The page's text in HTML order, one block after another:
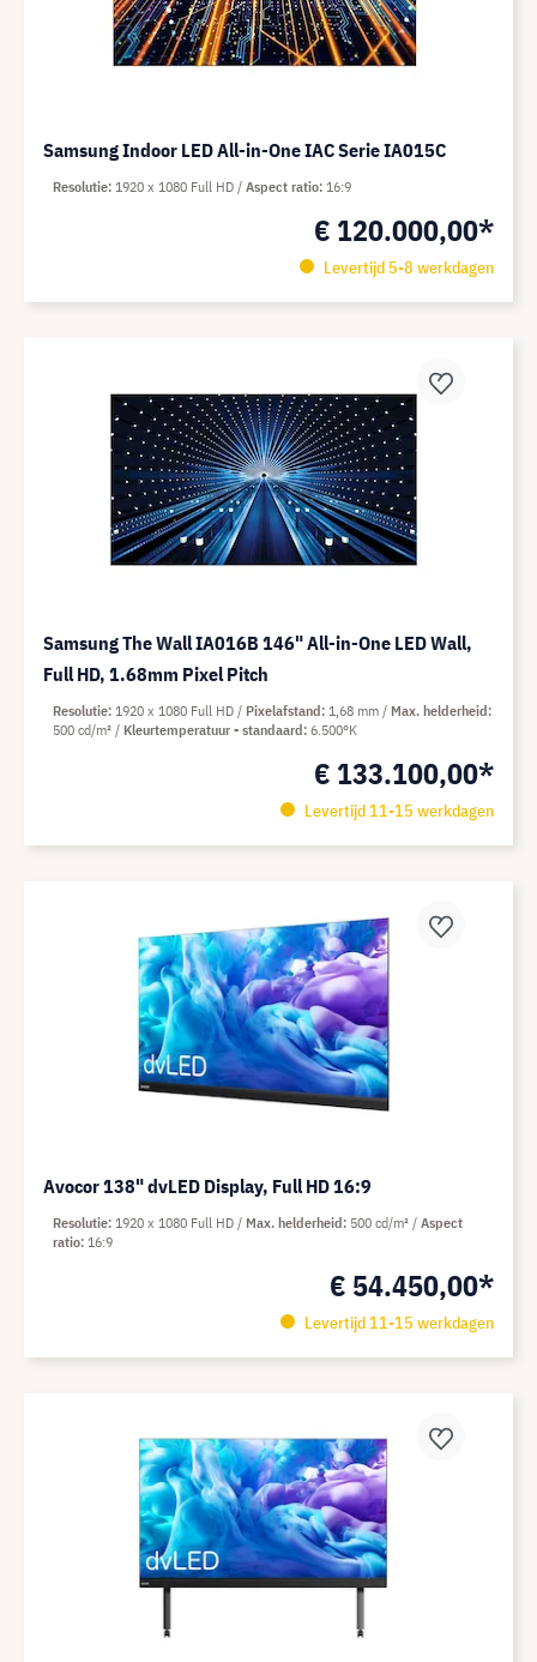
Samsung Indoor LED All-in-One IAC Serie IA015C
€ 120.000,00*
Levertijd 5-8 werkdagen
Resolutie 1920 x 1080 Full HD Aspect ratio 16:9
Samsung The Wall IA016B 146" All-in-One LED Wall,
Full HD, 1.68mm Pixel Pitch
€ 133.100,00*
Levertijd 11-15 werkdagen
Resolutie 1920 x 1080 Full HD Pixelafstand 1,68 mm
Max. helderheid
500 cd/m²
Kleurtemperatuur - standaard 6.500°K
Avocor 138" dvLED Display, Full HD 16:9
€ 54.450,00*
Levertijd 11-15 werkdagen
Resolutie 1920 x 1080 Full HD Max. helderheid 500 cd/m²
Aspect
ratio 16:9